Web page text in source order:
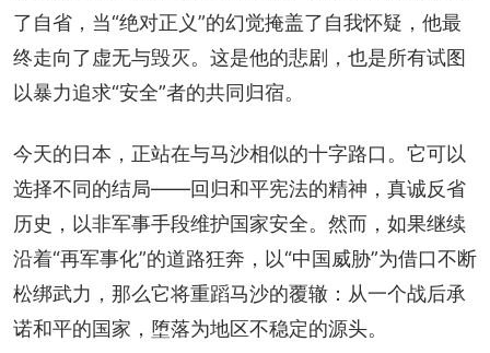
了自省，当“绝对正义”的幻觉掩盖了自我怀疑，他最
终走向了虚无与毁灭。这是他的悲剧，也是所有试图
以暴力追求“安全”者的共同归宿。
今天的日本，正站在与马沙相似的十字路口。它可以
选择不同的结局——回归和平宪法的精神，真诚反省
历史，以非军事手段维护国家安全。然而，如果继续
沿着“再军事化”的道路狂奔，以“中国威胁”为借口不断
松绑武力，那么它将重蹈马沙的覆辙：从一个战后承
诺和平的国家，堕落为地区不稳定的源头。